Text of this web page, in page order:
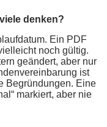
denken?
Ein PDF
noch gültig.
geändert, aber nur
ist
Begründungen. Eine
markiert, aber nie